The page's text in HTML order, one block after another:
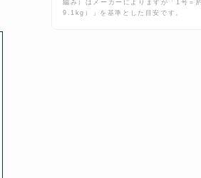
編み）はメーカーによりますが「1号＝
9.1kg）」を基準とした目安です。